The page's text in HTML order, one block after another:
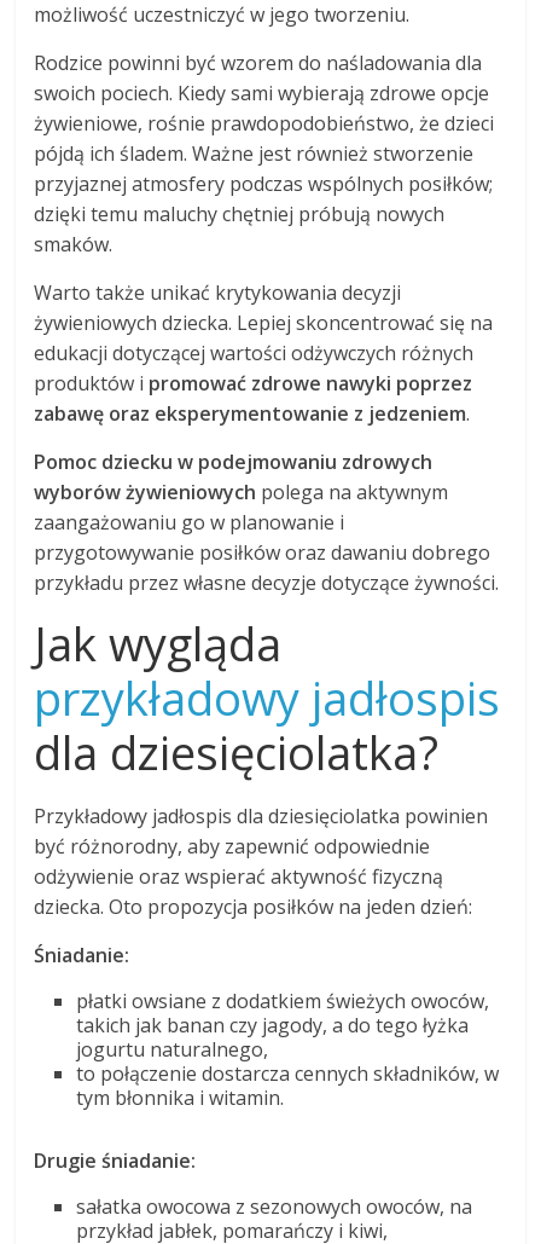
możliwość uczestniczyć w jego tworzeniu.
Rodzice powinni być wzorem do naśladowania dla
swoich pociech. Kiedy sami wybierają zdrowe opcje
żywieniowe, rośnie prawdopodobieństwo, że dzieci
pójdą ich śladem. Ważne jest również stworzenie
przyjaznej atmosfery podczas wspólnych posiłków;
dzięki temu maluchy chętniej próbują nowych
smaków.
Warto także unikać krytykowania decyzji
żywieniowych dziecka. Lepiej skoncentrować się na
edukacji dotyczącej wartości odżywczych różnych
produktów i promować zdrowe nawyki poprzez
zabawę oraz eksperymentowanie z jedzeniem.
Pomoc dziecku w podejmowaniu zdrowych
wyborów żywieniowych polega na aktywnym
zaangażowaniu go w planowanie i
przygotowywanie posiłków oraz dawaniu dobrego
przykładu przez własne decyzje dotyczące żywności.
Jak wygląda
przykładowy jadłospis
dla dziesięciolatka?
Przykładowy jadłospis dla dziesięciolatka powinien
być różnorodny, aby zapewnić odpowiednie
odżywienie oraz wspierać aktywność fizyczną
dziecka. Oto propozycja posiłków na jeden dzień:
Śniadanie:
płatki owsiane z dodatkiem świeżych owoców,
takich jak banan czy jagody, a do tego łyżka
jogurtu naturalnego,
to połączenie dostarcza cennych składników, w
tym błonnika i witamin.
Drugie śniadanie:
sałatka owocowa z sezonowych owoców, na
przykład jabłek, pomarańczy i kiwi,